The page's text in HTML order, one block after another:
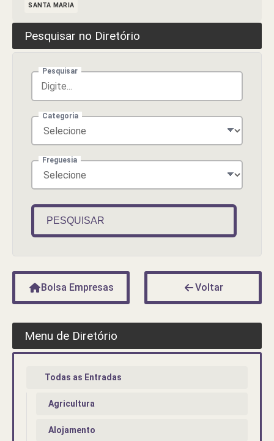
SANTA MARIA
Pesquisar no Diretório
Pesquisar
Categoria
Freguesia
PESQUISAR
Bolsa Empresas Voltar
Menu de Diretório
Todas as Entradas
Agricultura
Alojamento